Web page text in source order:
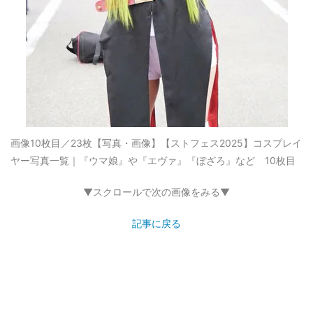
画像10枚目／23枚 【写真・画像】【ストフェス2025】コスプレイ
ヤー写真一覧｜『ウマ娘』や『エヴァ』『ぼざろ』など 10枚目
▼スクロールで次の画像をみる▼
記事に戻る